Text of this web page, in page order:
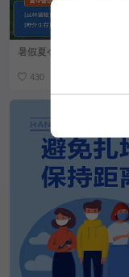
暑假夏令营暑假宣传营销
430